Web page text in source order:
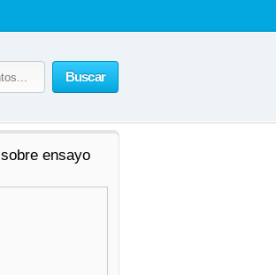
Buscar
ensayo